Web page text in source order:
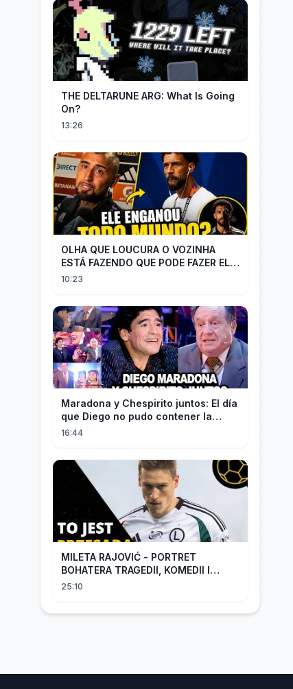
THE DELTARUNE ARG: What Is Going
On?
13:26
OLHA QUE LOUCURA O VOZINHA
ESTÁ FAZENDO QUE PODE FAZER ELE
PERDER MUITA MORAL COM QUEM
10:23
Maradona y Chespirito juntos: El día
que Diego no pudo contener la
emoción al conocer a su ídolo
16:44
MILETA RAJOVIĆ - PORTRET
BOHATERA TRAGEDII, KOMEDII I
DRAMATU
25:10